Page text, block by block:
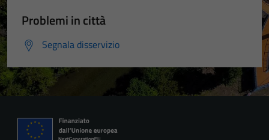
Problemi in città
Segnala disservizio